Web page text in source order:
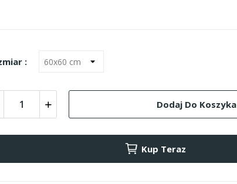
:
Dodaj Do Koszyka
Kup Teraz